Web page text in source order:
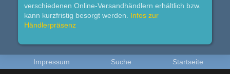
verschiedenen Online-Versandhändlern erhältlich bzw.
kann kurzfristig besorgt werden. Infos zur
Händlerpräsenz
Impressum Suche Startseite